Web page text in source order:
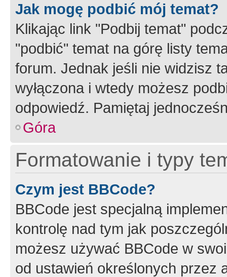
Jak mogę podbić mój temat?
Klikając link "Podbij temat"
"podbić" temat na górę listy
forum. Jednak jeśli nie widzisz
wyłączona i wtedy możesz
odpowiedź. Pamiętaj
Góra
Formatowanie i typy
Czym jest BBCode?
BBCode jest specjalną
kontrolę nad tym jak
możesz używać BBCode w
od ustawień określonych przez